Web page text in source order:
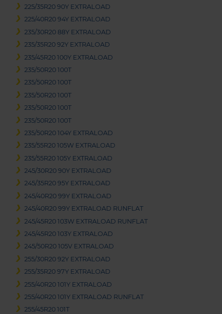
225/35R20 90Y EXTRALOAD
225/40R20 94Y EXTRALOAD
235/30R20 88Y EXTRALOAD
235/35R20 92Y EXTRALOAD
235/45R20 100Y EXTRALOAD
235/50R20 100T
235/50R20 100T
235/50R20 100T
235/50R20 100T
235/50R20 100T
235/50R20 104Y EXTRALOAD
235/55R20 105W EXTRALOAD
235/55R20 105Y EXTRALOAD
245/30R20 90Y EXTRALOAD
245/35R20 95Y EXTRALOAD
245/40R20 99Y EXTRALOAD
245/40R20 99Y EXTRALOAD RUNFLAT
245/45R20 103W EXTRALOAD RUNFLAT
245/45R20 103Y EXTRALOAD
245/50R20 105V EXTRALOAD
255/30R20 92Y EXTRALOAD
255/35R20 97Y EXTRALOAD
255/40R20 101Y EXTRALOAD
255/40R20 101Y EXTRALOAD RUNFLAT
255/45R20 101T